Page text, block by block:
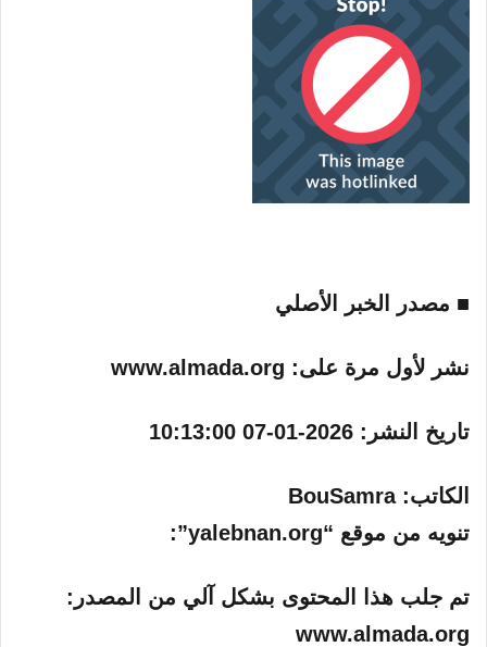
■ مصدر الخبر الأصلي
نشر لأول مرة على: www.almada.org
تاريخ النشر: 2026-01-07 10:13:00
الكاتب: BouSamra
تنويه من موقع “yalebnan.org”:
تم جلب هذا المحتوى بشكل آلي من المصدر:
www.almada.org